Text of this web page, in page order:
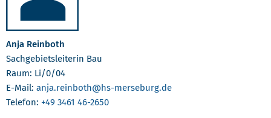
Anja Reinboth
Sachgebietsleiterin Bau
Raum: Li/0/04
E-Mail: anja.reinboth@hs-merseburg.de
Telefon: +49 3461 46-2650